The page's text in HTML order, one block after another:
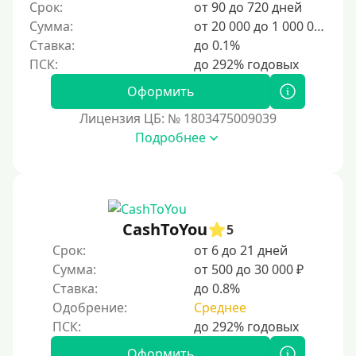
500 руб
1000 руб
1500 руб
2000 руб
7000 руб
8000 руб
9000 руб
10000 руб
Срок:
от 90 до 720 дней
Сумма:
от 20 000 до 1 000 000 ₽
Ставка:
до 0.1%
Оформить
Лицензия ЦБ: № 1803475009039
Подробнее
CashToYou
5
Срок:
от 6 до 21 дней
Сумма:
от 500 до 30 000 ₽
Ставка:
до 0.8%
Одобрение:
Среднее